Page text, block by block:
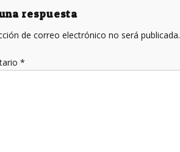
respuesta
de correo electrónico no será publicada.
*